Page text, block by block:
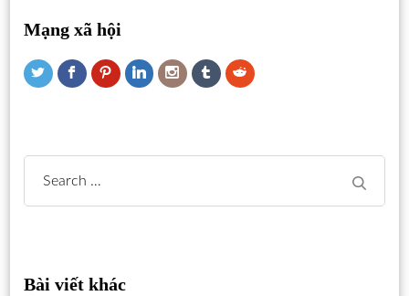
Mạng xã hội
Search
for:
Bài viết khác